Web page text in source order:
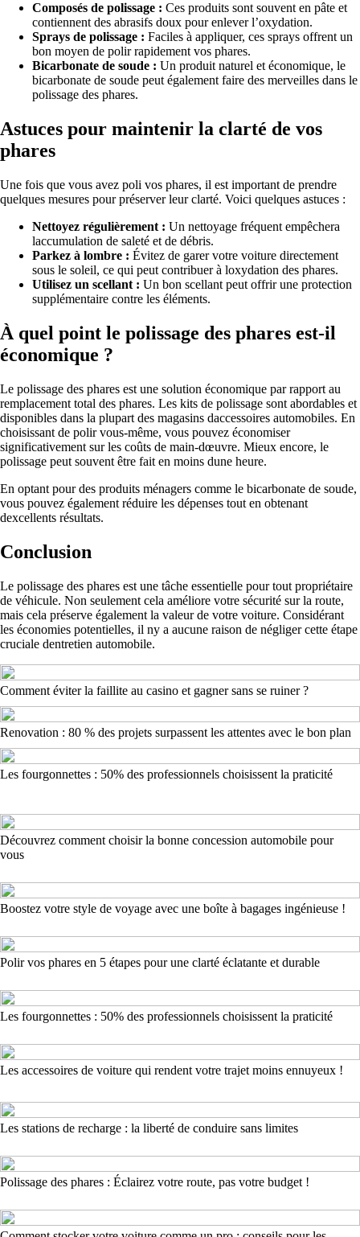
Composés de polissage : Ces produits sont souvent en pâte et
contiennent des abrasifs doux pour enlever l’oxydation.
Sprays de polissage : Faciles à appliquer, ces sprays offrent un
bon moyen de polir rapidement vos phares.
Bicarbonate de soude : Un produit naturel et économique, le
bicarbonate de soude peut également faire des merveilles dans le
polissage des phares.
Astuces pour maintenir la clarté de vos
phares
Une fois que vous avez poli vos phares, il est important de prendre
quelques mesures pour préserver leur clarté. Voici quelques astuces :
Nettoyez régulièrement : Un nettoyage fréquent empêchera
laccumulation de saleté et de débris.
Parkez à lombre : Évitez de garer votre voiture directement
sous le soleil, ce qui peut contribuer à loxydation des phares.
Utilisez un scellant : Un bon scellant peut offrir une protection
supplémentaire contre les éléments.
À quel point le polissage des phares est-il
économique ?
Le polissage des phares est une solution économique par rapport au
remplacement total des phares. Les kits de polissage sont abordables et
disponibles dans la plupart des magasins daccessoires automobiles. En
choisissant de polir vous-même, vous pouvez économiser
significativement sur les coûts de main-dœuvre. Mieux encore, le
polissage peut souvent être fait en moins dune heure.
En optant pour des produits ménagers comme le bicarbonate de soude,
vous pouvez également réduire les dépenses tout en obtenant
dexcellents résultats.
Conclusion
Le polissage des phares est une tâche essentielle pour tout propriétaire
de véhicule. Non seulement cela améliore votre sécurité sur la route,
mais cela préserve également la valeur de votre voiture. Considérant
les économies potentielles, il ny a aucune raison de négliger cette étape
cruciale dentretien automobile.
Comment éviter la faillite au casino et gagner sans se ruiner ?
Renovation : 80 % des projets surpassent les attentes avec le bon plan
Les fourgonnettes : 50% des professionnels choisissent la praticité
Découvrez comment choisir la bonne concession automobile pour
vous
Boostez votre style de voyage avec une boîte à bagages ingénieuse !
Polir vos phares en 5 étapes pour une clarté éclatante et durable
Les fourgonnettes : 50% des professionnels choisissent la praticité
Les accessoires de voiture qui rendent votre trajet moins ennuyeux !
Les stations de recharge : la liberté de conduire sans limites
Polissage des phares : Éclairez votre route, pas votre budget !